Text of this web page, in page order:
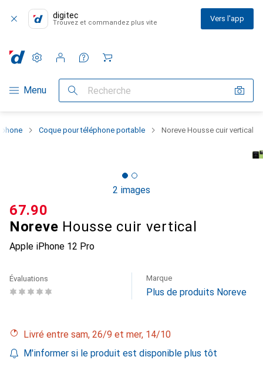
digitec
Trouvez et commandez plus vite Vers l'app
Navigation par catégorie
Menu Recherche
Paramètres
Compte client
Listes de comparaison
Listes d'envies
Panier
Coque pour téléphone portable Noreve Housse cuir vertical
2 images
Noreve Housse cuir vertical
Apple iPhone 12 Pro
CHF
67.90
Évaluations Marque
Plus de produits Noreve
Livré entre sam, 26/9 et mer, 14/10
M'informer si le produit est disponible plus tôt